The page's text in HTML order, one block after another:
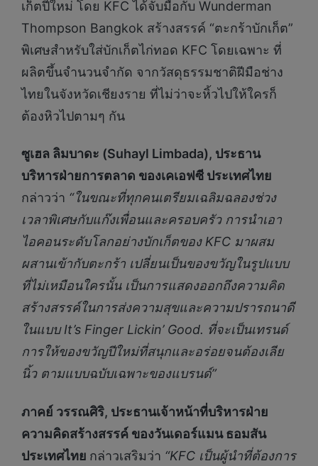
เก็ตปีใหม่ โดย KFC ได้จับมือกับ Wunderman
Thompson Bangkok สร้างสรรค์ “ตะกร้าบักเก็ต”
พิเศษสำหรับใส่บักเก็ตไก่ทอด KFC โดยเฉพาะ ที่
ผลิตขึ้นจำนวนจำกัด จากวัสดุธรรมชาติฝีมือช่าง
ไทยในจังหวัดเชียงราย ที่ไม่ว่าจะหิ้วไปให้ใครก็
ต้องหิวไปตามๆ กัน
ซูเฮล ลิมบาดะ (Suhayl Limbada), ประธาน
บริหารฝ่ายการตลาด ของเคเอฟซี ประเทศไทย
กล่าวว่า “ในขณะที่ทุกคนเตรียมเฉลิมฉลองช่วง
เวลาพิเศษกับแก๊งเพื่อนและครอบครัว การนำเอา
ไอคอนระดับโลกอย่างบักเก็ตของ KFC มาผสม
ผสานเข้ากับตะกร้า เปลี่ยนเป็นของขวัญในรูปแบบ
ที่ไม่เหมือนใครนั้น เป็นการแสดงออกถึงความคิด
สร้างสรรค์ในการส่งความสุขและความปรารถนาดี
ในแบบIt’s Finger Lickin’ Good. ที่จะเป็นเทรนด์
การให้ของขวัญปีใหม่ที่สนุกและอร่อยจนต้องเลีย
นิ้ว ตามแบบฉบับเฉพาะของแบรนด์”
ภาคย์ วรรณศิร, ประธานเจ้าหน้าที่บริหารฝ่าย
ความคิดสร้างสรรค์ ของวันเดอร์แมน ธอมสัน
ประเทศไทย กล่าวเสริมว่า “KFC เป็นผู้นำที่ต้องการ